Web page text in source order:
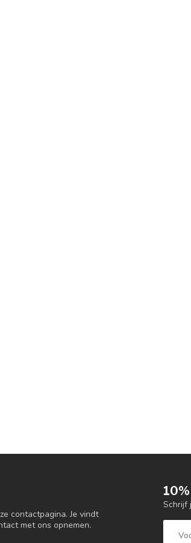
contactpagina. Je vindt
met ons opnemen.
Schrijf